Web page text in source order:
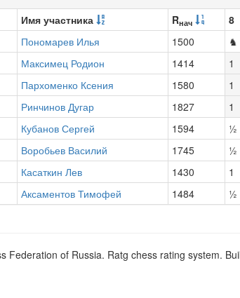
Имя участника Rнач 8
Пономарев Илья 1500 ♞
Максимец Родион 1414 1
Пархоменко Ксения 1580 1
Ринчинов Дугар 1827 1
Кубанов Сергей 1594 ½
Воробьев Василий 1745 ½
Касаткин Лев 1430 1
Аксаментов Тимофей 1484 ½
Federation of Russia. Ratg chess rating system.